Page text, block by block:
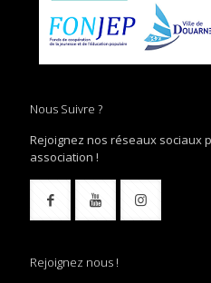
Nous Suivre ?
Rejoignez nos réseaux sociaux
association !
Rejoignez nous !